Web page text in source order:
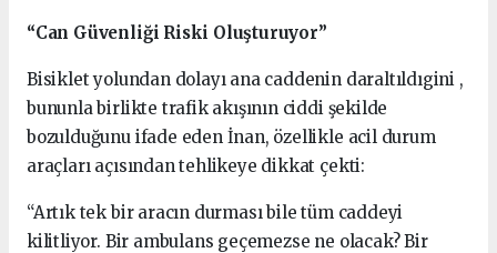
“Can Güvenliği Riski Oluşturuyor”
Bisiklet yolundan dolayı ana caddenin daraltıldıgini ,
bununla birlikte trafik akışının ciddi şekilde
bozulduğunu ifade eden İnan, özellikle acil durum
araçları açısından tehlikeye dikkat çekti:
“Artık tek bir aracın durması bile tüm caddeyi
kilitliyor. Bir ambulans geçemezse ne olacak? Bir